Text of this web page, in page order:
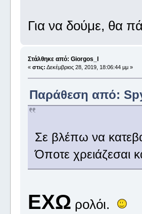
Για να δούμε, θα
Στάλθηκε από: Giorgos_I
« στις: Δεκέμβριος 28, 2019, 18:06:44 μμ »
Παράθεση από:
Σε βλέπω να
Όποτε χρειάζεσαι
ΕΧΩ ρολόι.